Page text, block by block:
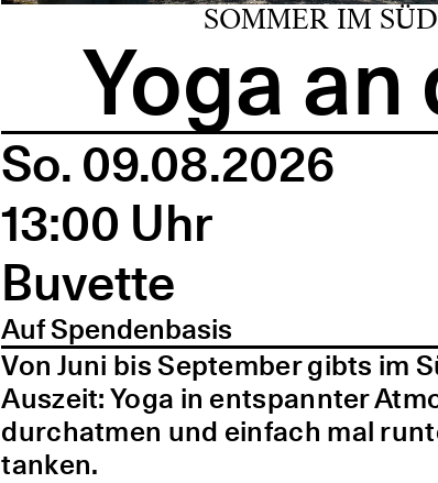
SOMMER IM
Yoga
So. 09.08.2026
13:00 Uhr
Buvette
Auf Spendenbasis
Von Juni bis September gibts im
Auszeit: Yoga in entspannter
durchatmen und einfach mal
tanken.